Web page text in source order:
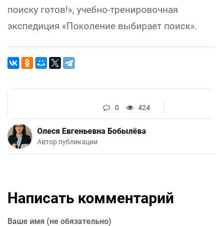
поиску готов!», учебно-тренировочная
экспедиция «Поколение выбирает поиск».
0 424
Олеся Евгеньевна Бобылёва
Автор публикации
Написать комментарий
Ваше имя (не обязательно)